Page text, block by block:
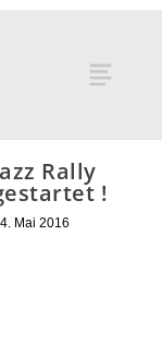
Rally
!
Mai 2016